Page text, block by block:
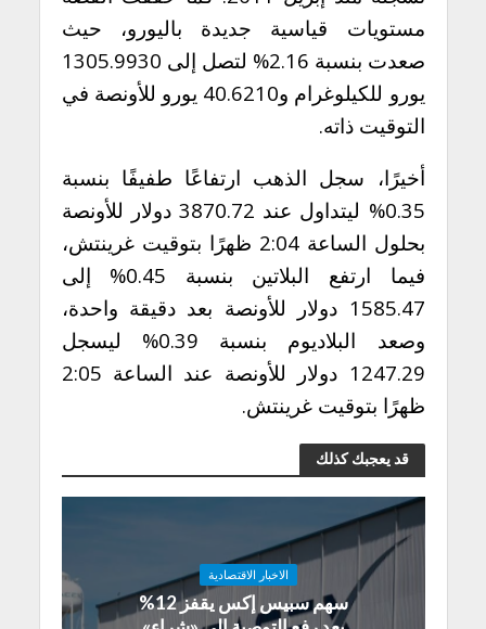
مستويات قياسية جديدة باليورو، حيث
صعدت بنسبة 2.16% لتصل إلى 1305.9930
يورو للكيلوغرام و40.6210 يورو للأونصة في
التوقيت ذاته.
أخيرًا، سجل الذهب ارتفاعًا طفيفًا بنسبة
0.35% ليتداول عند 3870.72 دولار للأونصة
بحلول الساعة 2:04 ظهرًا بتوقيت غرينتش،
فيما ارتفع البلاتين بنسبة 0.45% إلى
1585.47 دولار للأونصة بعد دقيقة واحدة،
وصعد البلاديوم بنسبة 0.39% ليسجل
1247.29 دولار للأونصة عند الساعة 2:05
ظهرًا بتوقيت غرينتش.
قد يعجبك كذلك
الاخبار الاقتصادية
سهم سبيس إكس يقفز 12%